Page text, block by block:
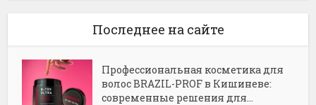
Последнее на сайте
Профессиональная косметика для
волос BRAZIL-PROF в Кишиневе:
современные решения для...